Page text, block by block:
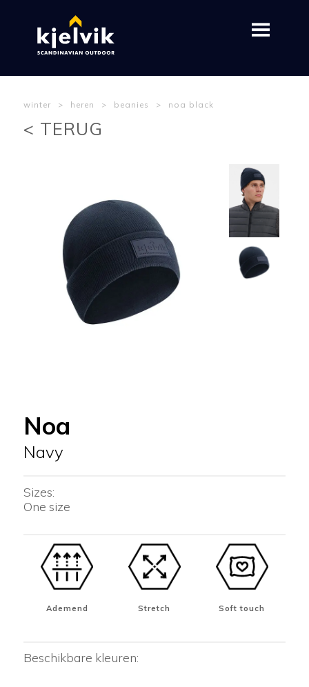
winter > heren > beanies > noa black
< TERUG
Noa
Navy
Sizes:
One size
Ademend Stretch Soft touch
Beschikbare kleuren: